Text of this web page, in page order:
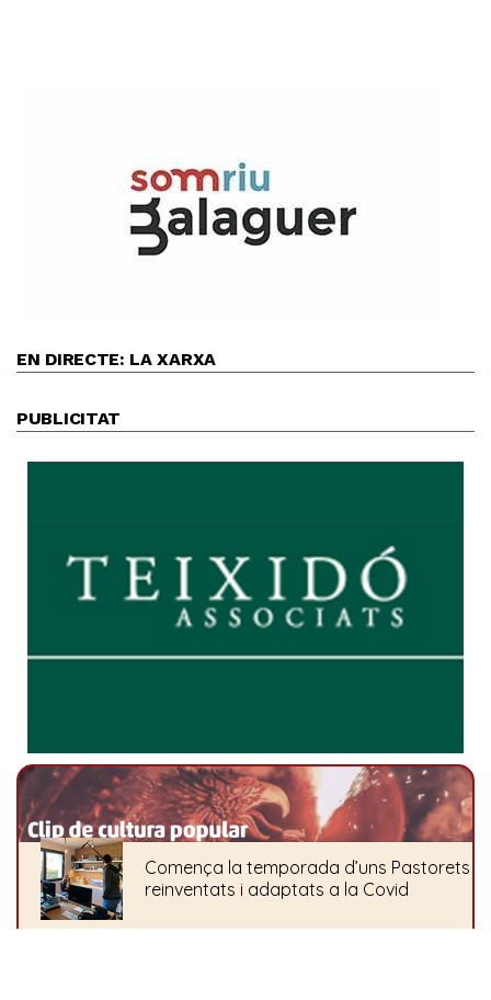
EN DIRECTE: LA XARXA
PUBLICITAT